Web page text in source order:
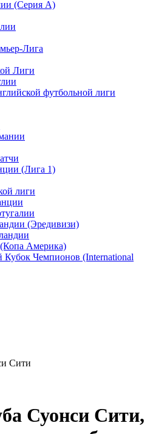
(Серия А)
Лига
Лиги
футбольной лиги
(Лига 1)
лиги
(Эредивизи)
Америка)
Чемпионов (International
Сити